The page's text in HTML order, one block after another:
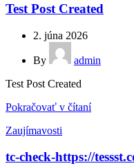
Test Post Created
2. júna 2026
By
admin
Test Post Created
Pokračovať v čítaní
Zaujímavosti
tc-check-https://